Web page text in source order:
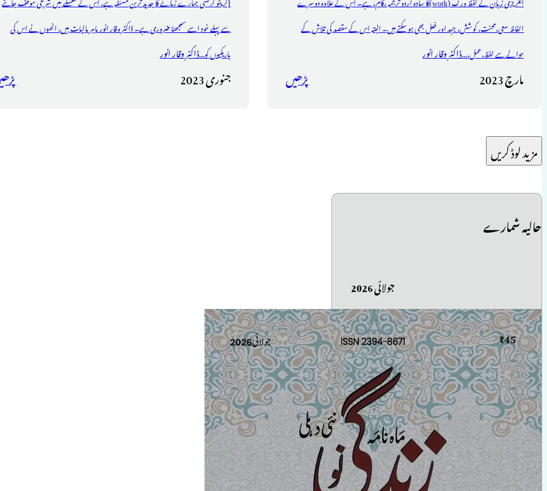
الفاظ سعی،محنت، کوشش، جہد اور فعل بھی ہو سکتے ہیں۔ البتہ اس کے مقصد کی تلاش کے
حوالے سے لفظ،عمل،...ڈاکٹر وقار انور
مارچ 2023 پڑھیں
سے پہلے خود اسے سمجھنا ضروری ہے۔ ڈاکٹر وقار انور ماہر مالیات ہیں، انھوں نے اس کی
باریکیوں کو...ڈاکٹر وقار انور
جنوری 2023
مزید لوڈ کریں
حالیہ شمارے
جولائی 2026